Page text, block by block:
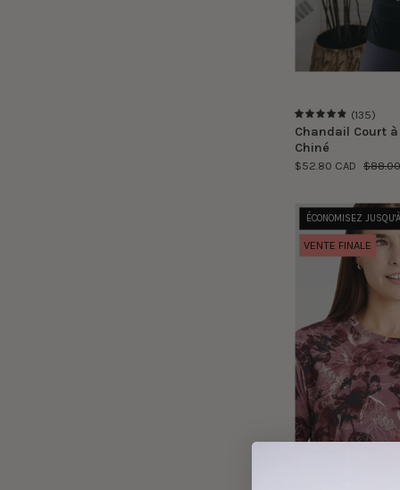
4.9
(135)
Chandail Court
Chiné
$52.80 CAD
ÉCONOMISEZ
VENTE FINALE